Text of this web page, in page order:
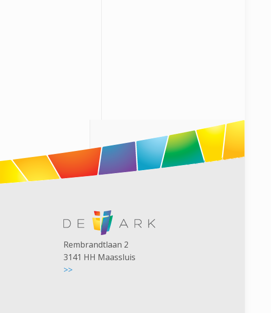
Rembrandtlaan 2
3141 HH Maassluis
>>